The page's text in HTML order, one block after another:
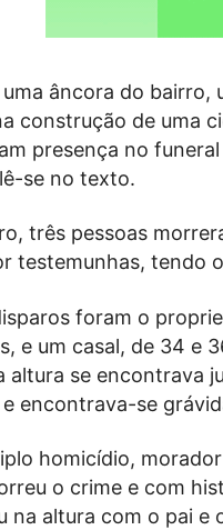
uma âncora do
construção de uma
presença no
se no texto.
três pessoas
testemunhas, tendo
foram o
e um casal, de 34 e
altura se encontrava
encontrava-se
homicídio,
o crime e com
na altura com o pai e